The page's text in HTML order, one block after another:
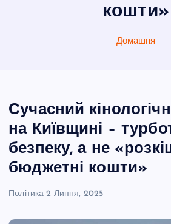
кошти»
Домашня
Сучасний
на Київщині –
безпеку, а не
бюджетні кошти»
Політика 2 Липня, 2025